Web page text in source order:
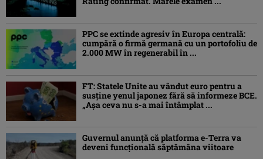
PPC se extinde agresiv în Europa centrală:
cumpără o firmă germană cu un portofoliu de
2.000 MW în regenerabil în ...
FT: Statele Unite au vândut euro pentru a
susține yenul japonez fără să informeze BCE.
„Așa ceva nu s-a mai întâmplat ...
Guvernul anunță că platforma e-Terra va
deveni funcţională săptămâna viitoare